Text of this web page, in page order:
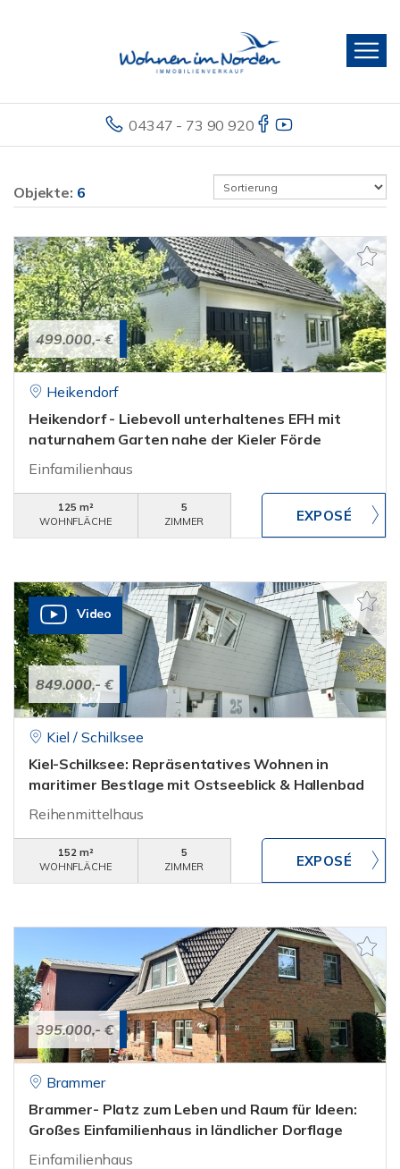
04347 - 73 90 920
Objekte: 6
499.000,- €
Heikendorf
Heikendorf - Liebevoll unterhaltenes EFH mit
naturnahem Garten nahe der Kieler Förde
Einfamilienhaus
125 m²
WOHNFLÄCHE
5
ZIMMER
849.000,- €
Video
Kiel / Schilksee
Kiel-Schilksee: Repräsentatives Wohnen in
maritimer Bestlage mit Ostseeblick & Hallenbad
Reihenmittelhaus
152 m²
WOHNFLÄCHE
5
ZIMMER
395.000,- €
Brammer
Brammer- Platz zum Leben und Raum für Ideen:
Großes Einfamilienhaus in ländlicher Dorflage
Einfamilienhaus